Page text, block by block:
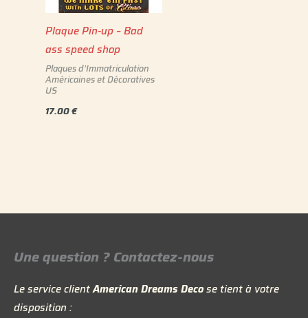
Plaque Pin-up – Bad
ass speed shop
Plaques d'Immatriculation
Américaines et Décoratives
US
17.00€
Une question ? Contactez-nous
Le service clientAmerican Dreams Decose tient à votre
disposition :